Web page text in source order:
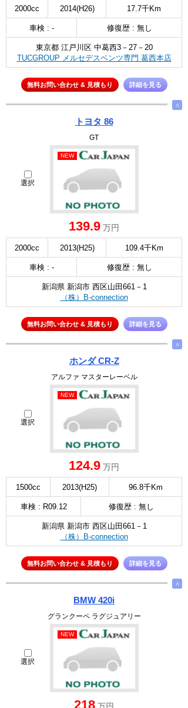
2000cc 2014(H26) 17.7千Km
車検 : - 修復歴 : 無し
東京都 江戸川区 中葛西3－27－20
TUCGROUP メルセデスベンツ専門 葛西本店
無料お問い合わせ & 見積もり 詳細を見る
∧
トヨタ 86
GT
選択
NEW
139.9 万円
2000cc 2013(H25) 109.4千Km
車検 : - 修復歴 : 無し
新潟県 新潟市 西区山田661－1
（株）B-connection
無料お問い合わせ & 見積もり 詳細を見る
∧
ホンダ CR-Z
アルファ マスターレーベル
選択
NEW
124.9 万円
1500cc 2013(H25) 96.8千Km
車検 : R09.12 修復歴 : 無し
新潟県 新潟市 西区山田661－1
（株）B-connection
無料お問い合わせ & 見積もり 詳細を見る
∧
BMW 420i
グランクーペ ラグジュアリー
選択
NEW
218